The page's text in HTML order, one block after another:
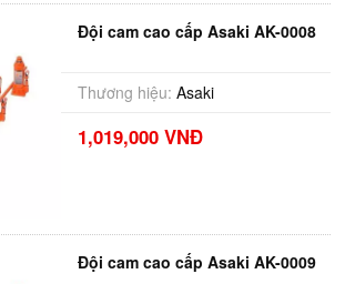
Đội cam cao cấp Asaki AK-0008
Thương hiệu: Asaki
1,019,000 VNĐ
Đội cam cao cấp Asaki AK-0009